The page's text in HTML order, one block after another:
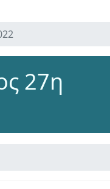
27η